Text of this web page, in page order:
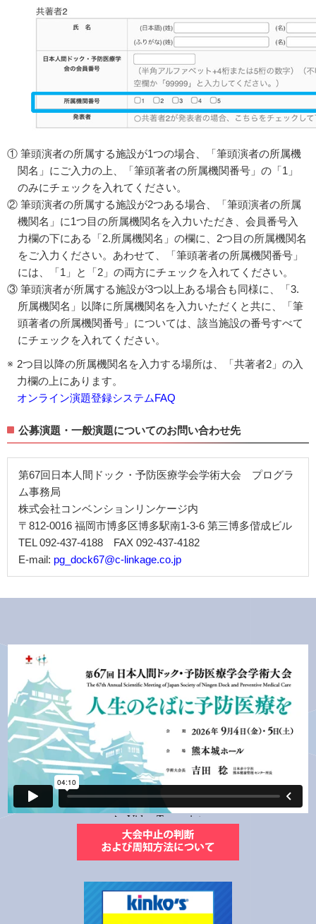
① 筆頭演者の所属する施設が1つの場合、「筆頭演者の所属機
関名」にご入力の上、「筆頭著者の所属機関番号」の「1」
のみにチェックを入れてください。
② 筆頭演者の所属する施設が2つある場合、「筆頭演者の所属
機関名」に1つ目の所属機関名を入力いただき、会員番号入
力欄の下にある「2.所属機関名」の欄に、2つ目の所属機関名
をご入力ください。あわせて、「筆頭著者の所属機関番号」
には、「1」と「2」の両方にチェックを入れてください。
③ 筆頭演者が所属する施設が3つ以上ある場合も同様に、「3.
所属機関名」以降に所属機関名を入力いただくと共に、「筆
頭著者の所属機関番号」については、該当施設の番号すべて
にチェックを入れてください。
2つ目以降の所属機関名を入力する場所は、「共著者2」の入
力欄の上にあります。
オンライン演題登録システムFAQ
公募演題・一般演題についてのお問い合わせ先
第67回日本人間ドック・予防医療学会学術大会 プログラ
ム事務局
株式会社コンベンションリンケージ内
〒812-0016 福岡市博多区博多駅南1-3-6 第三博多偕成ビル
TEL 092-437-4188 FAX 092-437-4182
E-mail: pg_dock67@c-linkage.co.jp